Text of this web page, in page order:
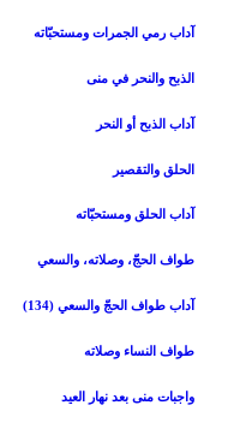
آداب رمي الجمرات ومستحبّاته‏
الذبح والنحر في منى‏
آداب الذبح أو النحر
الحلق والتقصير
آداب الحلق ومستحبّاته‏
طواف الحجّ، وصلاته، والسعي‏
آداب طواف الحجّ والسعي (134)
طواف النساء وصلاته‏
واجبات منى بعد نهار العيد